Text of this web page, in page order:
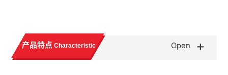
产品特点 Characteristic Open +